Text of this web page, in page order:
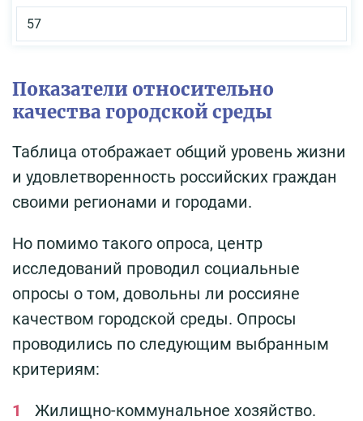
57
Показатели относительно
качества городской среды
Таблица отображает общий уровень жизни
и удовлетворенность российских граждан
своими регионами и городами.
Но помимо такого опроса, центр
исследований проводил социальные
опросы о том, довольны ли россияне
качеством городской среды. Опросы
проводились по следующим выбранным
критериям:
Жилищно-коммунальное хозяйство.